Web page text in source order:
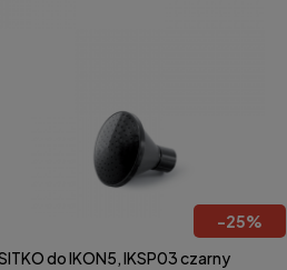
-25%
do IKON5, IKSP03 czarny